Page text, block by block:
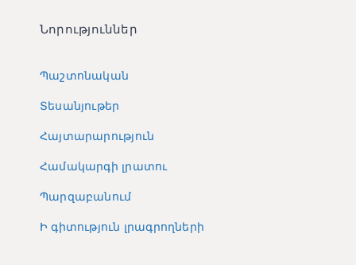
Նորություններ
Պաշտոնական
Տեսանյութեր
Հայտարարություն
Համակարգի լրատու
Պարզաբանում
Ի գիտություն լրագրողների